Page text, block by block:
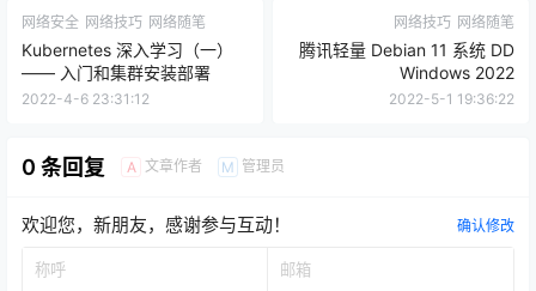
续期。
海报分享
免费 域名 证书
网络安全 网络技巧 网络随笔
—— 入门和集群安装部署
网络随笔